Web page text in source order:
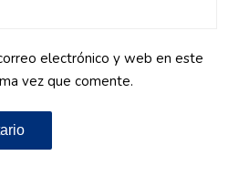
electrónico y web en este
vez que comente.